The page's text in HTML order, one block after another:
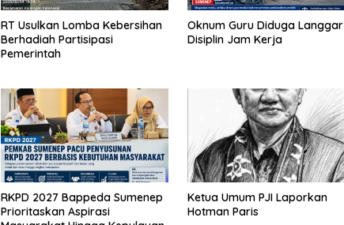
RT Usulkan Lomba Kebersihan
Berhadiah Partisipasi
Pemerintah
Oknum Guru Diduga Langgar
Disiplin Jam Kerja
RKPD 2027 Bappeda Sumenep
Prioritaskan Aspirasi
Ketua Umum PJI Laporkan
Hotman Paris